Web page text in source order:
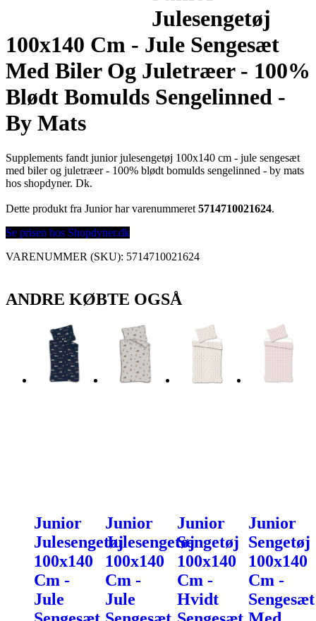
Julesengetøj
100x140 Cm - Jule Sengesæt
Med Biler Og Juletræer - 100%
Blødt Bomulds Sengelinned -
By Mats
Supplements fandt junior julesengetøj 100x140 cm - jule sengesæt
med biler og juletræer - 100% blødt bomulds sengelinned - by mats
hos shopdyner. Dk.
Dette produkt fra Junior har varenummeret 5714710021624.
Se prisen hos Shopdyner.dk
VARENUMMER (SKU): 5714710021624
ANDRE KØBTE OGSÅ
Junior
Julesengetøj
100x140
Cm -
Jule
Junior
Julesengetøj
100x140
Cm -
Jule
Junior
Sengetøj
100x140
Cm -
Hvidt
Junior
Sengetøj
100x140
Cm -
Sengesæt